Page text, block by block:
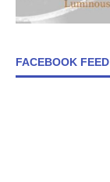
FACEBOOK FEED